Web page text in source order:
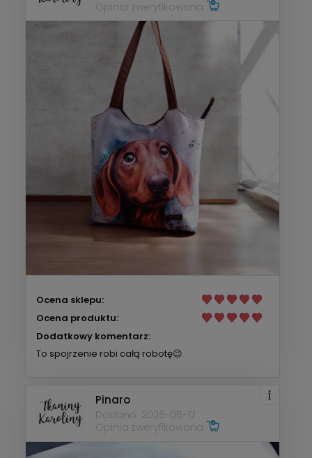
Opinia zweryfikowana
Ocena sklepu:
Ocena produktu:
Dodatkowy komentarz:
To spojrzenie robi całą robotę😉
Pinaro
Dodano: 2026-06-12
Opinia zweryfikowana